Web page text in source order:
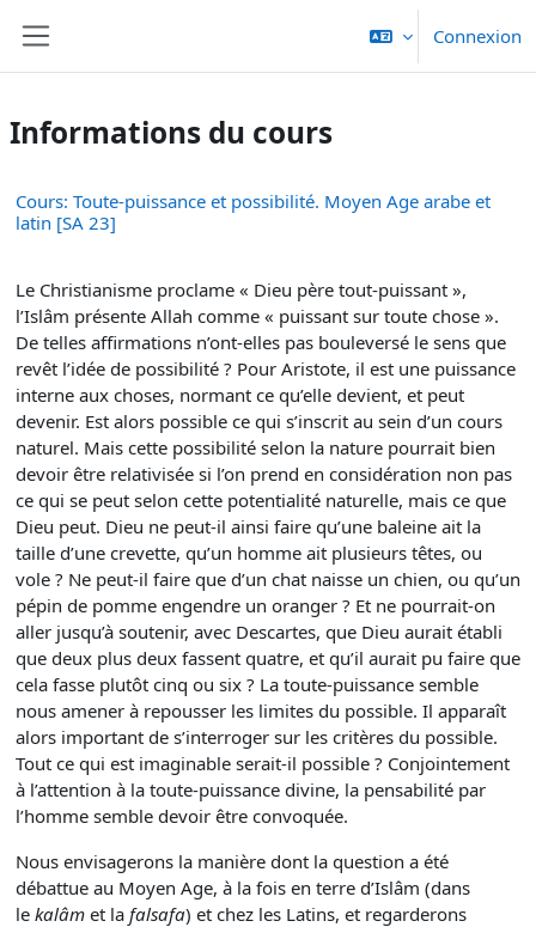
Connexion
Informations du cours
Cours: Toute-puissance et possibilité. Moyen Age arabe et
latin [SA 23]
Le Christianisme proclame « Dieu père tout-puissant »,
l’Islâm présente Allah comme « puissant sur toute chose ».
De telles affirmations n’ont-elles pas bouleversé le sens que
revêt l’idée de possibilité ? Pour Aristote, il est une puissance
interne aux choses, normant ce qu’elle devient, et peut
devenir. Est alors possible ce qui s’inscrit au sein d’un cours
naturel. Mais cette possibilité selon la nature pourrait bien
devoir être relativisée si l’on prend en considération non pas
ce qui se peut selon cette potentialité naturelle, mais ce que
Dieu peut. Dieu ne peut-il ainsi faire qu’une baleine ait la
taille d’une crevette, qu’un homme ait plusieurs têtes, ou
vole ? Ne peut-il faire que d’un chat naisse un chien, ou qu’un
pépin de pomme engendre un oranger ? Et ne pourrait-on
aller jusqu’à soutenir, avec Descartes, que Dieu aurait établi
que deux plus deux fassent quatre, et qu’il aurait pu faire que
cela fasse plutôt cinq ou six ? La toute-puissance semble
nous amener à repousser les limites du possible. Il apparaît
alors important de s’interroger sur les critères du possible.
Tout ce qui est imaginable serait-il possible ? Conjointement
à l’attention à la toute-puissance divine, la pensabilité par
l’homme semble devoir être convoquée.
Nous envisagerons la manière dont la question a été
débattue au Moyen Age, à la fois en terre d’Islâm (dans
le kalâm et la falsafa) et chez les Latins, et regarderons